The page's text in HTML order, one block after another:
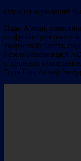
Одно из осуждений
Идан Амеди,
на фронте резервист
творческой элиты,
Газе и обвинившей
подписали такие
Гиди Гов, Ассаф